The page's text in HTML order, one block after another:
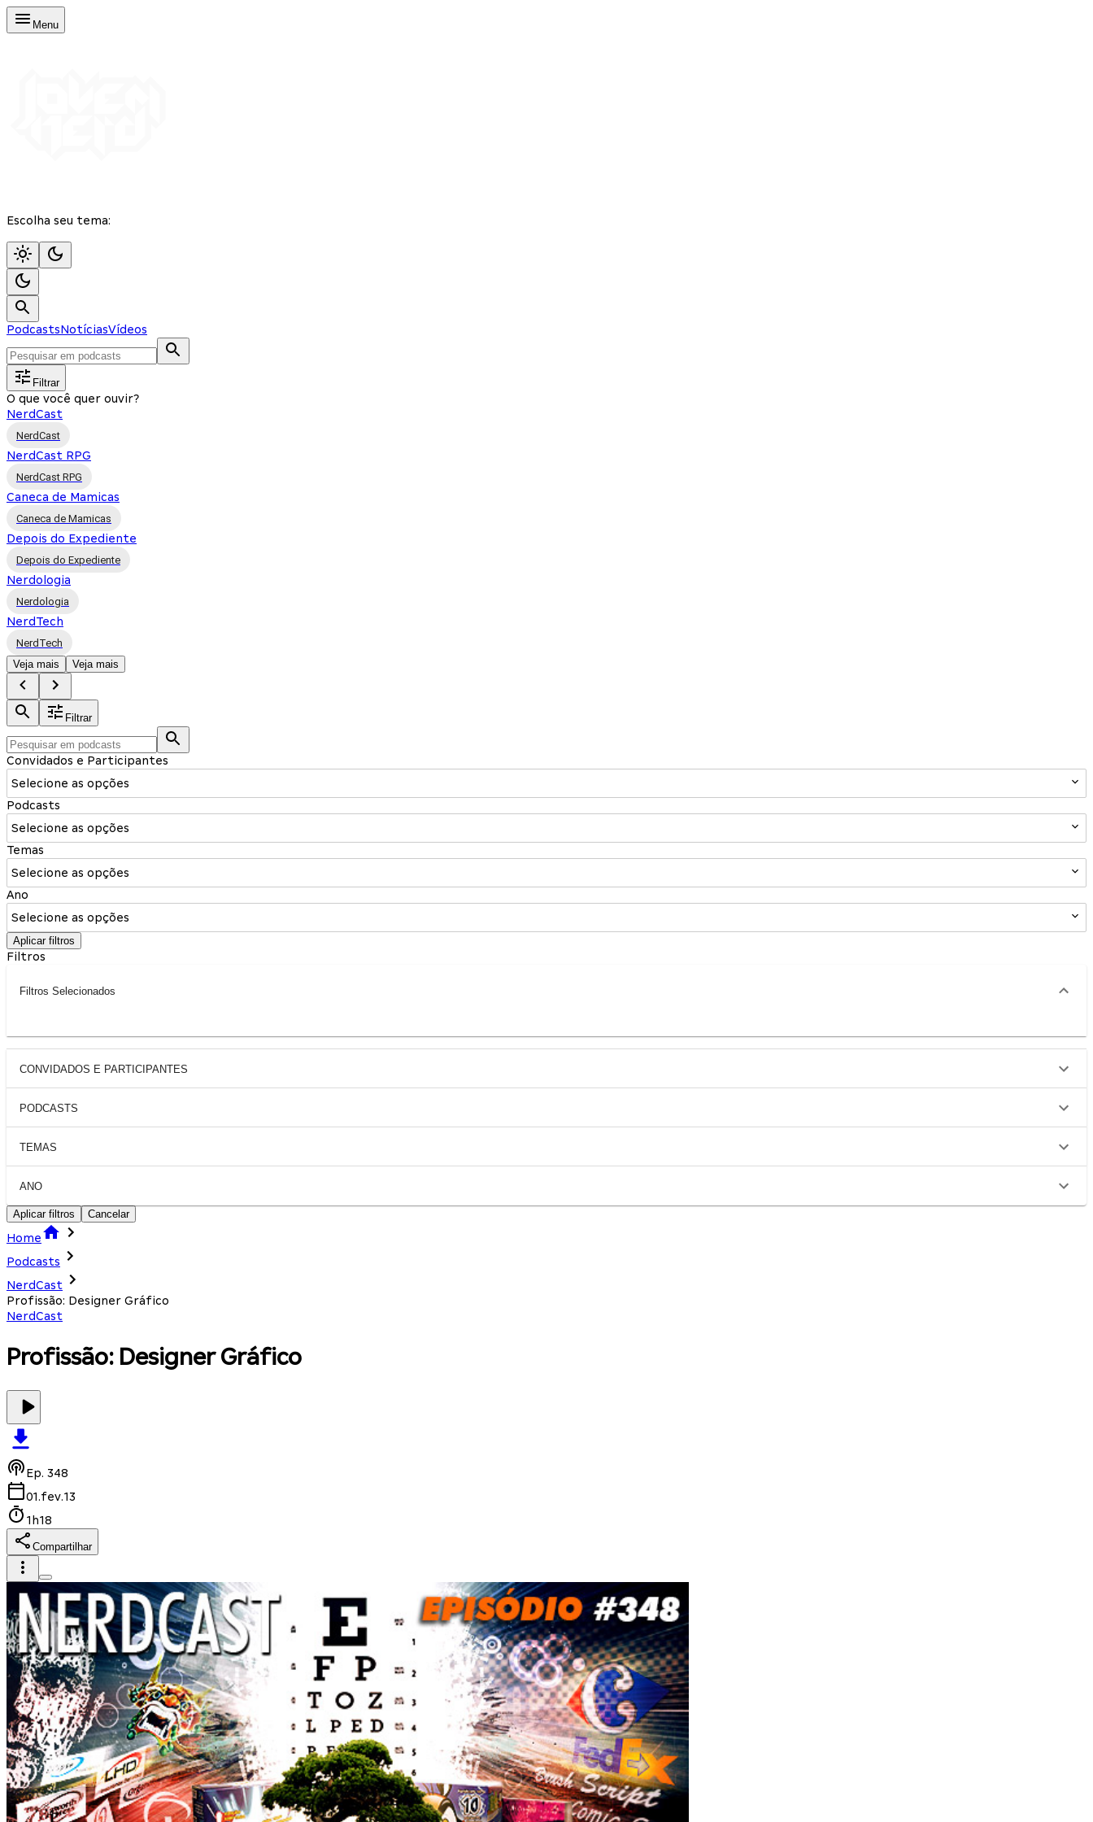
Menu
Escolha seu tema:
PodcastsNotíciasVídeos
Filtrar
O que você quer ouvir?
NerdCast
NerdCast
NerdCast RPG
NerdCast RPG
Caneca de Mamicas
Caneca de Mamicas
Depois do Expediente
Depois do Expediente
Nerdologia
Nerdologia
NerdTech
NerdTech
Veja mais
Veja mais
Filtrar
Convidados e Participantes
Selecione as opções
Podcasts
Selecione as opções
Temas
Selecione as opções
Ano
Selecione as opções
Aplicar filtros
Filtros
Filtros Selecionados
CONVIDADOS E PARTICIPANTES
PODCASTS
TEMAS
ANO
Aplicar filtros Cancelar
Home
Podcasts
NerdCast
Profissão: Designer Gráfico
NerdCast
Profissão: Designer Gráfico
Ep. 348
01.fev.13
1h18
Compartilhar